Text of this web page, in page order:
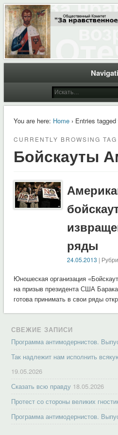
Moral.Ru
Общественный Комитет "За
You are here: Home› Entries
CURRENTLY BROWSING TAG
Бойскауты
ряды
24.05.2013 |
Юношеская организация
на призыв президента США
готова принимать в свои ряды
СВЕЖИЕ ЗАПИСИ
Программа антимодернистов.
Так надлежит нам исполнить
19.05.2026
Сказать всю правду 18.05.2026
Протест со стороны великих
Программа антимодернистов.